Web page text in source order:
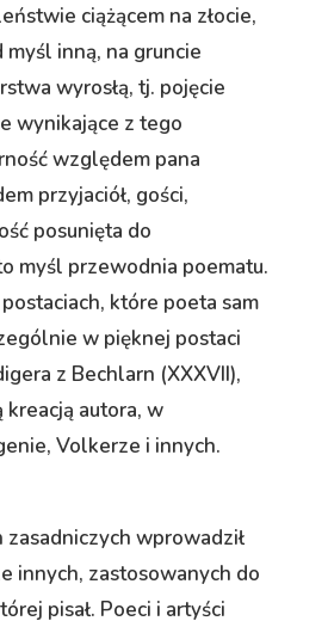
ciążącem na złocie,
inną, na gruncie
wyrosłą, tj. pojęcie
wynikające z tego
względem pana
przyjaciół, gości,
posunięta do
myśl przewodnia poematu.
które poeta sam
w pięknej postaci
z Bechlarn (XXXVII),
kreacją autora, w
Volkerze i innych.
zasadniczych wprowadził
innych, zastosowanych do
pisał. Poeci i artyści